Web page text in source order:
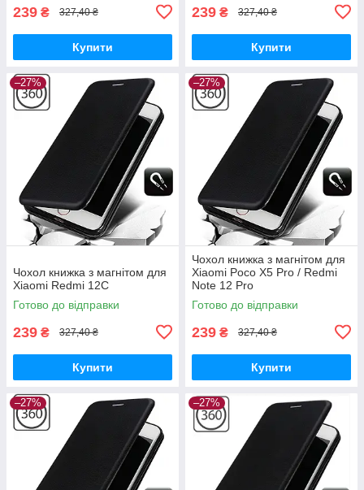
239 ₴ 327,40 ₴
Купити
239 ₴ 327,40 ₴
Купити
–27%
Чохол книжка з магнітом для
Xiaomi Redmi 12C
Готово до відправки
239 ₴ 327,40 ₴
Купити
–27%
Чохол книжка з магнітом для
Xiaomi Poco X5 Pro / Redmi
Note 12 Pro
Готово до відправки
239 ₴ 327,40 ₴
Купити
–27% –27%